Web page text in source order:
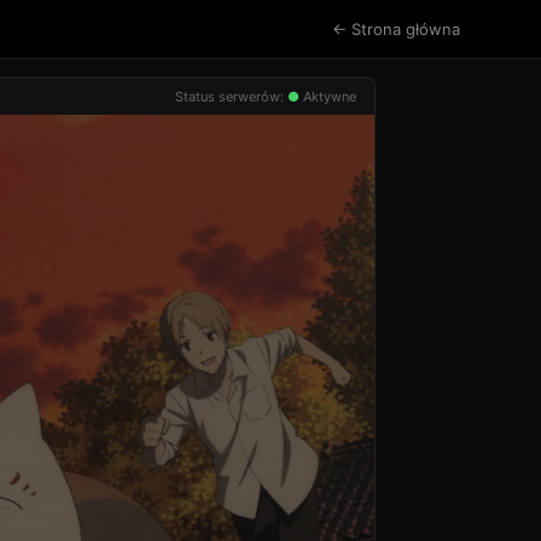
← Strona główna
Status serwerów: ● Aktywne